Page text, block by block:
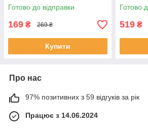
Готово до відправки
169 ₴ 269 ₴
Купити
Готово
519 ₴
Про нас
97% позитивних з 59 відгуків за рік
Працює з 14.06.2024